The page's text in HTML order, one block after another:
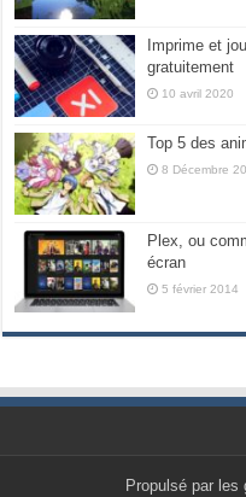
Imprime et
gratuitement
10 avril 2020
Top 5 des
8 Décembre
Plex, ou
écran
5 février 2014
Propulsé par les